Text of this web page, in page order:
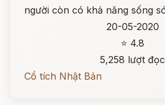
người còn có khả năng sống
20-05-2020
⭐ 4.8
5,258 lượt đọc
Cổ tích Nhật Bản